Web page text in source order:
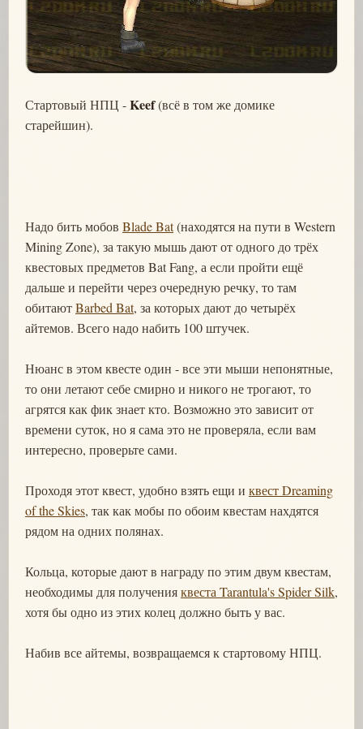
Стартовый НПЦ -Keef(всё в том же домике
старейшин).
Надо бить мобов Blade Bat(находятся на пути в Western
Mining Zone), за такую мышь дают от одного до трёх
квестовых предметов Bat Fang, а если пройти ещё
дальше и перейти через очередную речку, то там
обитаютBarbed Bat, за которых дают до четырёх
айтемов. Всего надо набить 100 штучек.
Нюанс в этом квесте один - все эти мыши непонятные,
то они летают себе смирно и никого не трогают, то
агрятся как фик знает кто. Возможно это зависит от
времени суток, но я сама это не проверяла, если вам
интересно, проверьте сами.
Проходя этот квест, удобно взять ещи и квест Dreaming
of the Skies, так как мобы по обоим квестам нахдятся
рядом на одних полянах.
Кольца, которые дают в награду по этим двум квестам,
необходимы для полученияквеста Tarantula's Spider Silk,
хотя бы одно из этих колец должно быть у вас.
Набив все айтемы, возвращаемся к стартовому НПЦ.